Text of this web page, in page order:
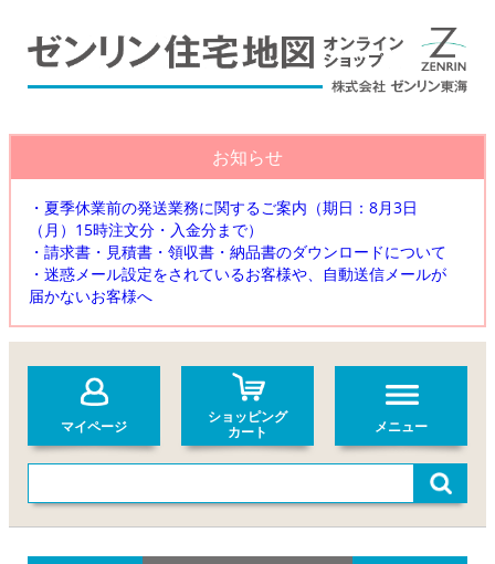
お知らせ
・夏季休業前の発送業務に関するご案内（期日：8月3日
（月）15時注文分・入金分まで）
・請求書・見積書・領収書・納品書のダウンロードについて
・迷惑メール設定をされているお客様や、自動送信メールが
届かないお客様へ
マイページ
ショッピング
カート
メニュー